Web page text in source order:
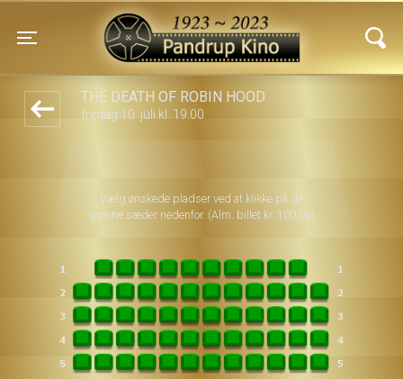
Toggle navigation
Pandrup Kino
THE DEATH OF ROBIN HOOD
fredag 10. juli kl. 19:00
Vælg ønskede pladser ved at klikke på de
grønne sæder nedenfor. (Alm. billet kr. 100,00)
front03-cc 085912